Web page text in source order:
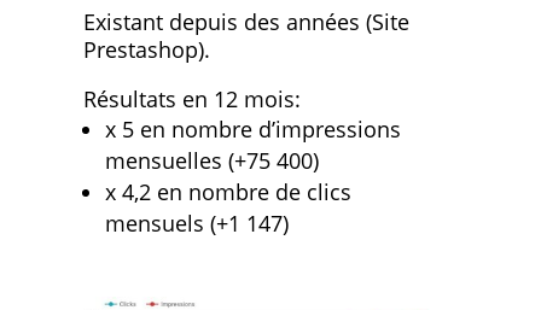
Existant depuis des années (Site
Prestashop).
Résultats en 12 mois:
x 5 en nombre d’impressions
mensuelles (+75 400)
x 4,2 en nombre de clics
mensuels (+1 147)